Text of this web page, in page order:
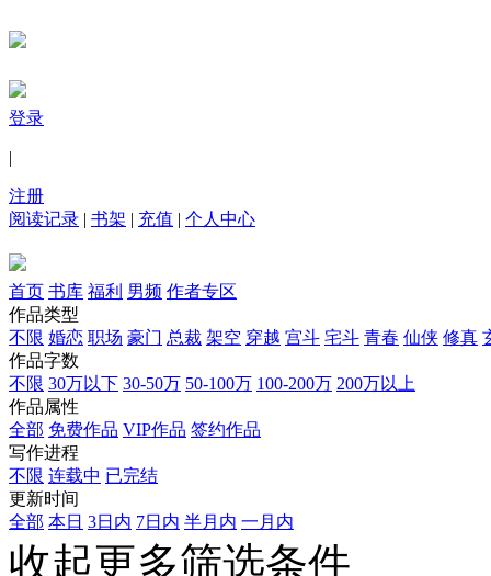
登录
|
注册
阅读记录 | 书架 | 充值 | 个人中心
首页 书库 福利 男频 作者专区
作品类型
不限 婚恋 职场 豪门 总裁 架空 穿越 宫斗 宅斗 青春 仙侠 修真
作品字数
不限 30万以下 30-50万 50-100万 100-200万 200万以上
作品属性
全部 免费作品 VIP作品 签约作品
写作进程
不限 连载中 已完结
更新时间
全部 本日 3日内 7日内 半月内 一月内
收起更多筛选条件